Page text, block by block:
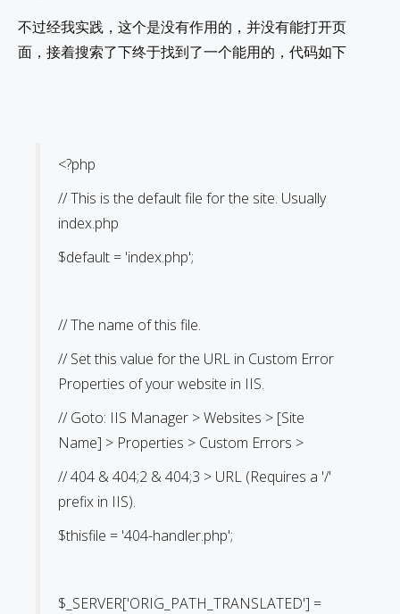
不过经我实践，这个是没有作用的，并没有能打开页
面，接着搜索了下终于找到了一个能用的，代码如下
<?php
// This is the default file for the site. Usually
index.php
$default = 'index.php';
// The name of this file.
// Set this value for the URL in Custom Error
Properties of your website in IIS.
// Goto: IIS Manager > Websites > [Site
Name] > Properties > Custom Errors >
// 404 & 404;2 & 404;3 > URL (Requires a '/'
prefix in IIS).
$thisfile = '404-handler.php';
$_SERVER['ORIG_PATH_TRANSLATED'] =